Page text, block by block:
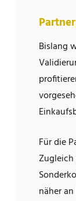
Bislang
Für die
näher